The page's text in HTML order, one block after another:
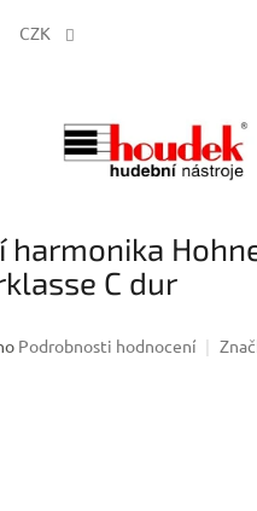
CZK
harmonika
C dur
Podrobnosti hodnocení